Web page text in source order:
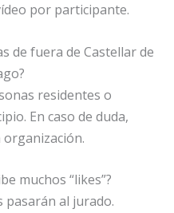
por participante.
de fuera de Castellar de
residentes o
En caso de duda,
muchos “likes”?
pasarán al jurado.